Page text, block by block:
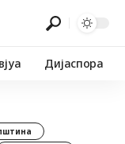
Дијаспора